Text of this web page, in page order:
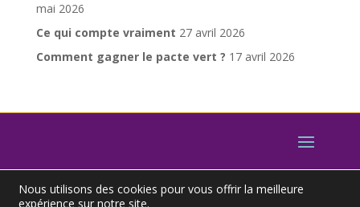
mai 2026
Ce qui compte vraiment 27 avril 2026
Comment gagner le pacte vert ? 17 avril 2026
Nous utilisons des cookies pour vous offrir la meilleure
expérience sur notre site.